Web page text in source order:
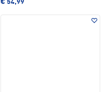
€ 54,99